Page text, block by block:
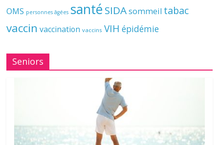
OMS personnes âgées santé SIDAsommeil tabac
vaccin vaccination vaccins VIH épidémie
Seniors